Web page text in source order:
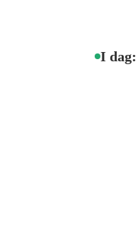
I dag: